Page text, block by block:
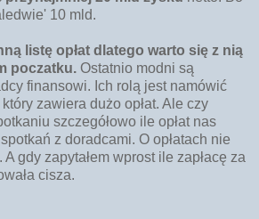
10 mld.
listę opłat dlatego warto się z nią
poczatku. Ostatnio modni są
finansowi. Ich rolą jest namówić
zawiera dużo opłat. Ale czy
szczegółowo ile opłat nas
z doradcami. O opłatach nie
gdy zapytałem wprost ile zapłacę za
cisza.